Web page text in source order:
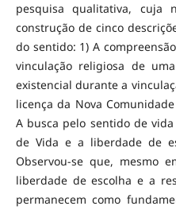
pesquisa qualitativa, cuja
construção de cinco
do sentido: 1) A
vinculação religiosa de
existencial durante a
licença da Nova
A busca pelo sentido de
de Vida e a liberdade de
Observou-se que, mesmo
liberdade de escolha e a
permanecem como